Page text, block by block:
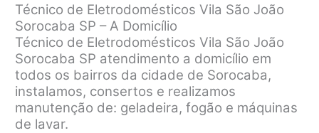
Técnico de Eletrodomésticos Vila São João
Sorocaba SP – A Domicílio
Técnico de Eletrodomésticos Vila São João
Sorocaba SP atendimento a domicílio em
todos os bairros da cidade de Sorocaba,
instalamos, consertos e realizamos
manutenção de: geladeira, fogão e máquinas
de lavar.